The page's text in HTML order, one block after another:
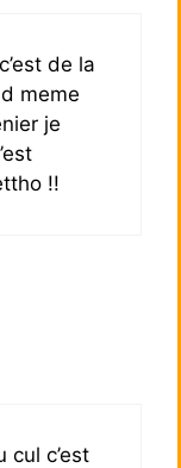
de la
meme
je
!!
cul c’est